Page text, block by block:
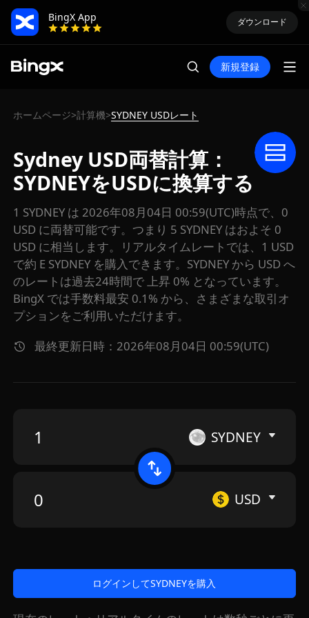
BingX App
ダウンロード
新規登録
ホームページ>計算機>SYDNEY USDレート
Sydney USD両替計算：
SYDNEYをUSDに換算する
1 SYDNEY は 2026年08月04日 00:59(UTC)時点で、0
USD に両替可能です。つまり 5 SYDNEY はおよそ 0
USD に相当します。リアルタイムレートでは、1 USD
で約 E SYDNEY を購入できます。SYDNEY から USD へ
のレートは過去24時間で 上昇 0% となっています。
BingX では手数料最安 0.1% から、さまざまな取引オ
プションをご利用いただけます。
最終更新日時：2026年08月04日 00:59(UTC)
SYDNEY
USD
ログインしてSYDNEYを購入